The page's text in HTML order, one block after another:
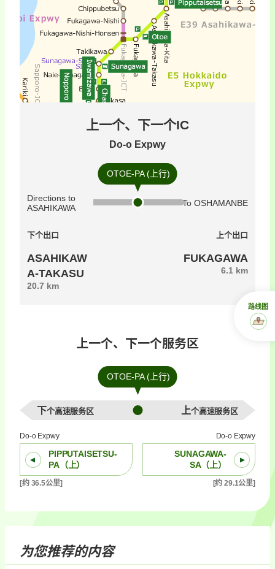
上一个、下一个IC
Do-o Expwy
OTOE-PA (上行)
Directions to
ASAHIKAWA
下个出口
ASAHIKAW
A-TAKASU
20.7 km
To OSHAMANBE
上个出口
FUKAGAWA
6.1 km
上一个、下一个服务区
OTOE-PA (上行)
下个高速服务区 上个高速服务区
Do-o Expwy
PIPPUTAISETSU-
PA（上）
[约 36.5公里]
Do-o Expwy
SUNAGAWA-
SA（上）
[约 29.1公里]
为您推荐的内容
路线图